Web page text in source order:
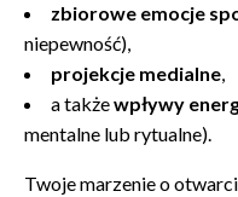
zbiorowe emocje
niepewność),
projekcje medialne,
a takżewpływy
mentalne lub rytualne).
Twoje marzenie o